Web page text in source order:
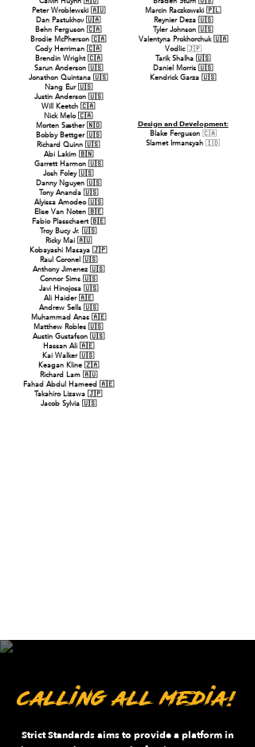
Peter Wroblewski 🇦🇺
Dan Pastukhov 🇺🇦
Behn Ferguson 🇨🇦
Brodie McPherson 🇨🇦
Cody Herriman 🇨🇦
Brendin Wright 🇨🇦
Sarun Anderson 🇺🇸
Jonathon Quintana 🇺🇸
Nang Eur 🇺🇸
Justin Anderson 🇺🇸
Will Keetch 🇨🇦
Nick Melo 🇨🇦
Morten Sæther 🇳🇴
Bobby Bettger 🇺🇸
Richard Quinn 🇺🇸
Abi Lakim 🇧🇳
Garrett Harmon 🇺🇸
Josh Foley 🇺🇸
Danny Nguyen 🇺🇸
Tony Ananda 🇺🇸
Alyissa Amodeo 🇺🇸
Elise Van Noten 🇧🇪
Fabio Plasschaert 🇧🇪
Troy Bucy Jr. 🇺🇸
Ricky Mai 🇦🇺
Kobayashi Masaya 🇯🇵
Raul Coronel 🇺🇸
Anthony Jimenez 🇺🇸
Connor Sims 🇺🇸
Javi Hinojosa 🇺🇸
Ali Haider 🇦🇪
Andrew Sells 🇺🇸
Muhammad Anas 🇦🇪
Matthew Robles 🇺🇸
Austin Gustafson 🇺🇸
Hassan Ali 🇦🇪
Kai Walker 🇺🇸
Keagan Kline 🇿🇦
Richard Lam 🇦🇺
Fahad Abdul Hameed 🇦🇪
Takahiro Lizawa 🇯🇵
Jacob Sylvia 🇺🇸
Marcin Raczkowski 🇵🇱
Reynier Deza 🇺🇸
Tyler Johnson 🇺🇸
Valentyna Prokhorchuk 🇺🇦
Vodlic🇯🇵
Tarik Shalha 🇺🇸
Daniel Morris 🇺🇸
Kendrick Garza 🇺🇸
Design and Development:
Blake Ferguson🇨🇦
Slamet Irmansyah 🇮🇩
calling all media!
Strict Standards aims to provide a platform in